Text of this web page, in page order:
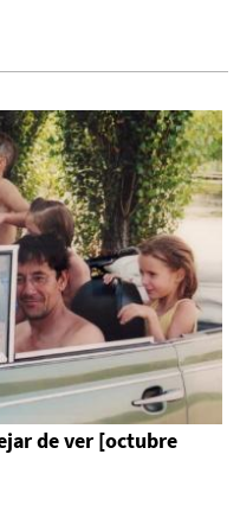
de ver [octubre